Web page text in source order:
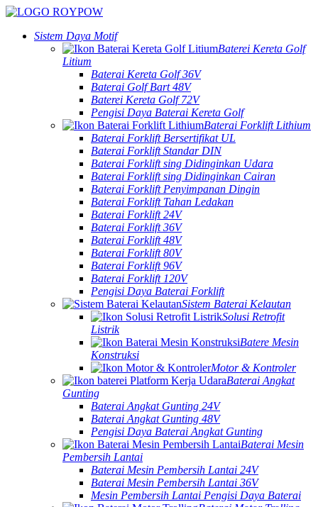
Sistem Daya Motif
Baterei Kereta Golf
Litium
Baterai Kereta Golf 36V
Baterai Golf Bart 48V
Baterei Kereta Golf 72V
Pengisi Daya Baterai Kereta Golf
Baterai Forklift Lithium
Baterai Forklift Bersertifikat UL
Baterai Forklift Standar DIN
Baterai Forklift sing Didinginkan Udara
Baterai Forklift sing Didinginkan Cairan
Baterai Forklift Penyimpanan Dingin
Baterai Forklift Tahan Ledakan
Baterai Forklift 24V
Baterai Forklift 36V
Baterai Forklift 48V
Baterai Forklift 80V
Baterai Forklift 96V
Baterai Forklift 120V
Pengisi Daya Baterai Forklift
Sistem Baterai Kelautan
Solusi Retrofit
Listrik
Batere Mesin
Konstruksi
Motor & Kontroler
Baterai Angkat
Gunting
Baterai Angkat Gunting 24V
Baterai Angkat Gunting 48V
Pengisi Daya Baterai Angkat Gunting
Baterai Mesin
Pembersih Lantai
Baterai Mesin Pembersih Lantai 24V
Baterai Mesin Pembersih Lantai 36V
Mesin Pembersih Lantai Pengisi Daya Baterai